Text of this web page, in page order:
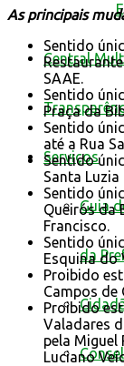
Central
Serviços
Guia
da
As principais
Sentido
SAAE.
Sentido
Praça da
Sentido
até a Rua
Sentido
Santa
Sentido
Queirós da
Francisco.
Sentido
Esquina do
Proibido
Campos de
Proibido
Valadares
pela Miguel
Luciano